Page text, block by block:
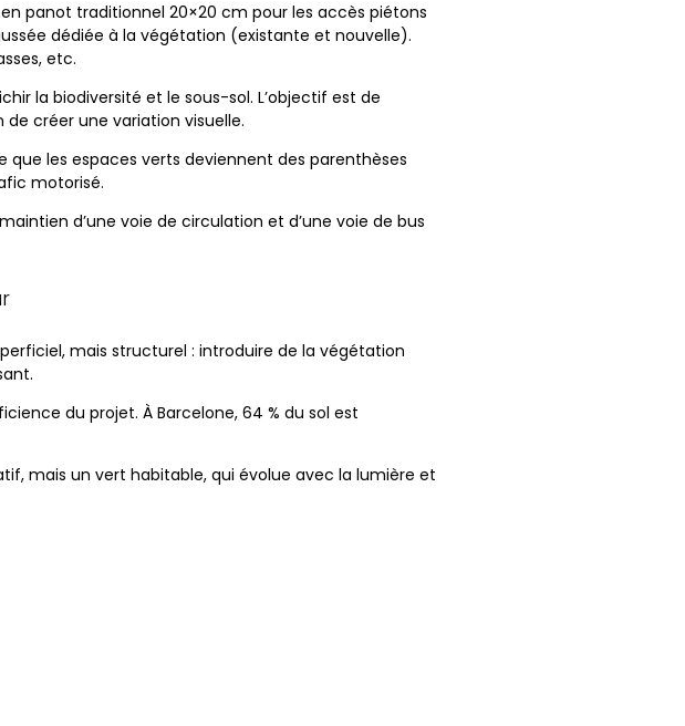
panot traditionnel 20×20 cm pour les accès piétons
dédiée à la végétation (existante et nouvelle).
etc.
la biodiversité et le sous-sol. L’objectif est de
créer une variation visuelle.
les espaces verts deviennent des parenthèses
motorisé.
d’une voie de circulation et d’une voie de bus
mais structurel : introduire de la végétation
du projet. À Barcelone, 64 % du sol est
mais un vert habitable, qui évolue avec la lumière et